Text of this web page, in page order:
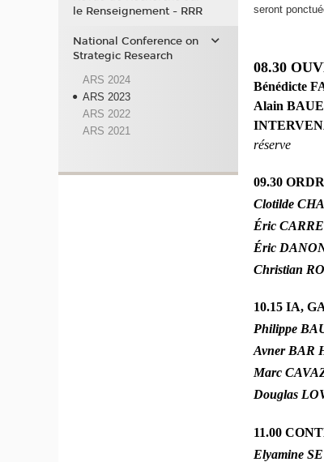
seront
08.30
Bénédicte
Alain
réserve
09.30
Clotilde
Éric
Éric
Christian
10.15 IA,
Philippe
Avner BAR
Marc
Douglas
11.00
Elyamine
le Renseignement - RRR
National Conference on
Strategic Research
ARS 2024
ARS 2023
ARS 2022
ARS 2021